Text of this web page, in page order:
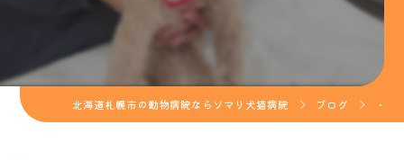
北海道札幌市の動物病院ならソマリ犬猫病院 ブログ ・